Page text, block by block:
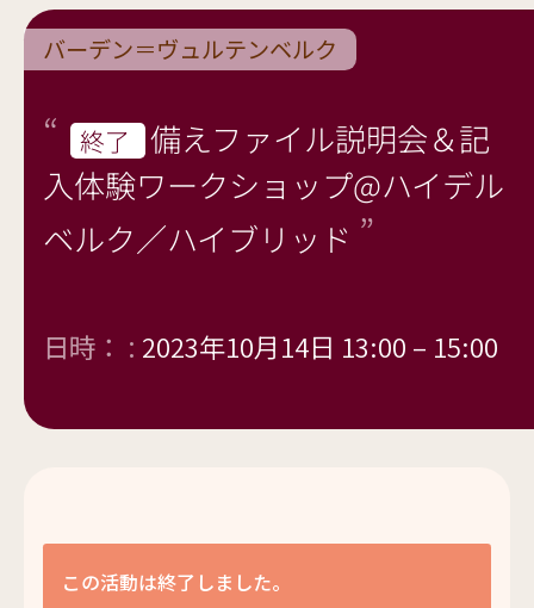
バーデン＝ヴュルテンベルク
終了
備えファイル説明会＆記
入体験ワークショップ@ハイデル
ベルク／ハイブリッド
日時： : 2023年10月14日 13:00 – 15:00
この活動は終了しました。